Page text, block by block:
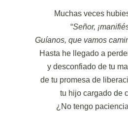
Muchas veces
“Señor,
Guíanos, que vamos
Hasta he llegado a
y desconfiado de tu
de tu promesa de
tu hijo cargado de
¿No tengo